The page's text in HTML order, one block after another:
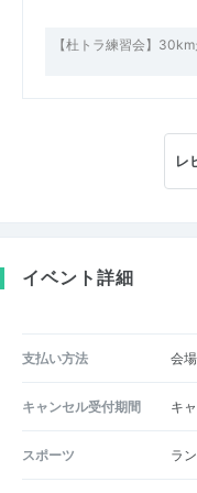
【杜トラ練習会】
レ
イベント詳細
支払い方法 会
キャンセル受付期間 キ
スポーツ ラ